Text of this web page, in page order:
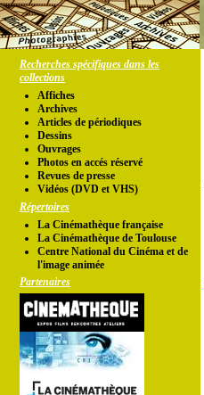
Recherches spécifiques dans les
collections
Affiches
Archives
Articles de périodiques
Dessins
Ouvrages
Photos en accés réservé
Revues de presse
Vidéos (DVD et VHS)
Répertoires
La Cinémathèque française
La Cinémathèque de Toulouse
Centre National du Cinéma et de
l'image animée
Partenaires